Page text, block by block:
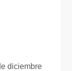
diciembre